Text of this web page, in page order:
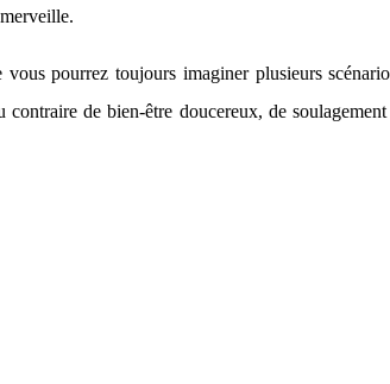
pourrez toujours imaginer plusieurs
de bien-être doucereux, de